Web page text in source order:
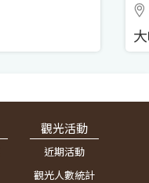
觀光活動
近期活動
觀光人數統計